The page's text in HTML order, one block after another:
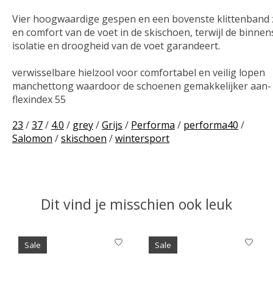
Vier hoogwaardige gespen en een bovenste
en comfort van de voet in de skischoen, terwijl de
isolatie en droogheid van de voet garandeert.
verwisselbare hielzool voor comfortabel en veilig lopen
manchettong waardoor de schoenen gemakkelijker
flexindex 55
23 /37/ 4.0 / grey/Grijs / Performa / performa40 /
Salomon /skischoen /wintersport
Dit vind je misschien ook leuk
Items van productcarrousel
Sale Sale